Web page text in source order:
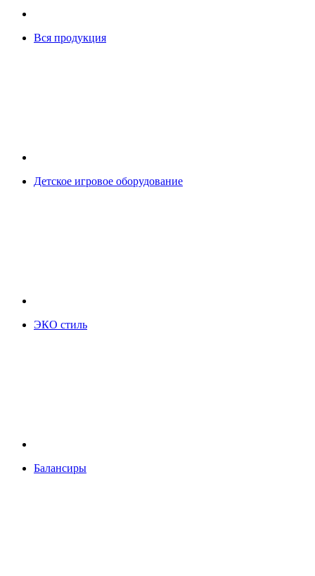
Вся продукция
Детское игровое оборудование
ЭКО стиль
Балансиры